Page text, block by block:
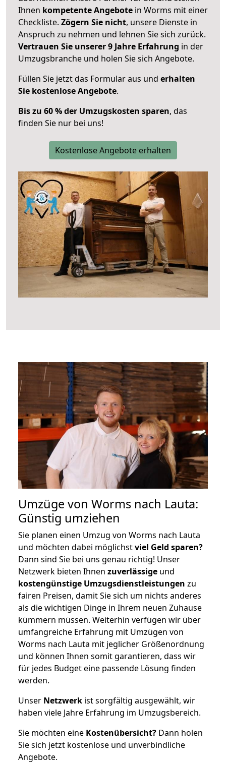
Ihnen kompetente Angebote in Worms mit einer
Checkliste. Zögern Sie nicht, unsere Dienste in
Anspruch zu nehmen und lehnen Sie sich zurück.
Vertrauen Sie unserer 9 Jahre Erfahrung in der
Umzugsbranche und holen Sie sich Angebote.
Füllen Sie jetzt das Formular aus und erhalten
Sie kostenlose Angebote.
Bis zu 60 % der Umzugskosten sparen, das
finden Sie nur bei uns!
Kostenlose Angebote erhalten
Umzüge von Worms nach Lauta:
Günstig umziehen
Sie planen einen Umzug von Worms nach Lauta
und möchten dabei möglichstviel Geld sparen?
Dann sind Sie bei uns genau richtig! Unser
Netzwerk bieten Ihnen zuverlässige und
kostengünstige Umzugsdienstleistungen zu
fairen Preisen, damit Sie sich um nichts anderes
als die wichtigen Dinge in Ihrem neuen Zuhause
kümmern müssen. Weiterhin verfügen wir über
umfangreiche Erfahrung mit Umzügen von
Worms nach Lauta mit jeglicher Größenordnung
und können Ihnen somit garantieren, dass wir
für jedes Budget eine passende Lösung finden
werden.
Unser Netzwerk ist sorgfältig ausgewählt, wir
haben viele Jahre Erfahrung im Umzugsbereich.
Sie möchten eine Kostenübersicht? Dann holen
Sie sich jetzt kostenlose und unverbindliche
Angebote.